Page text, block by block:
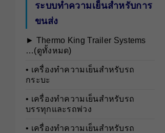
ระบบทำความเย็นสำหรับการ
ขนส่ง
► Thermo King Trailer Systems
…(ดูทั้งหมด)
• เครื่องทำความเย็นสำหรับรถ
กระบะ
• เครื่องทำความเย็นสำหรับรถ
บรรทุกและรถพ่วง
• เครื่องทำความเย็นสำหรับรถ